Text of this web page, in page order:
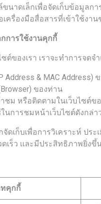
นาดเล็กเพื่อจัดเก็บข้อมูลก
ครื่องมือสื่อสารที่เข้าใช้งา
การใช้งานคุกกี้
ซต์ของเรา เราจะทำการจ
& MAC Address)
ของท่าน
ม หรือติดตามในเว็บไซต์ขอ
นการชมหน้าเว็บไซต์ดังกล่
จัดเก็บเพื่อการวิเคราะห์ ป
ดเร็ว และมีประสิทธิภาพยิ่ง
ทคุกกี้